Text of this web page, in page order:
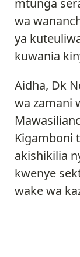
mtunga
wa
ya
kuwania
Aidha, Dk
wa zamani
Kigamboni
akishikilia
kwenye
wake wa